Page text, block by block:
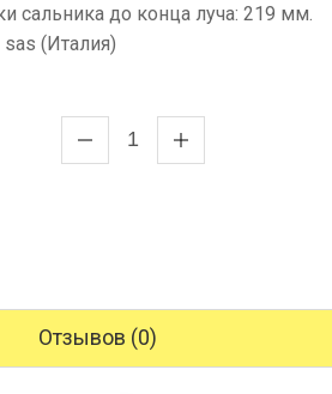
сальника до конца луча: 219 мм.
(Италия)
Отзывов (0)